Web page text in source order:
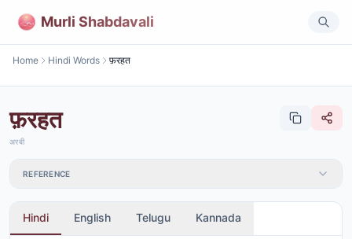
Murli Shabdavali
Home Hindi Words फ़रहत
फ़रहत
अरबी
REFERENCE
Hindi English Telugu Kannada